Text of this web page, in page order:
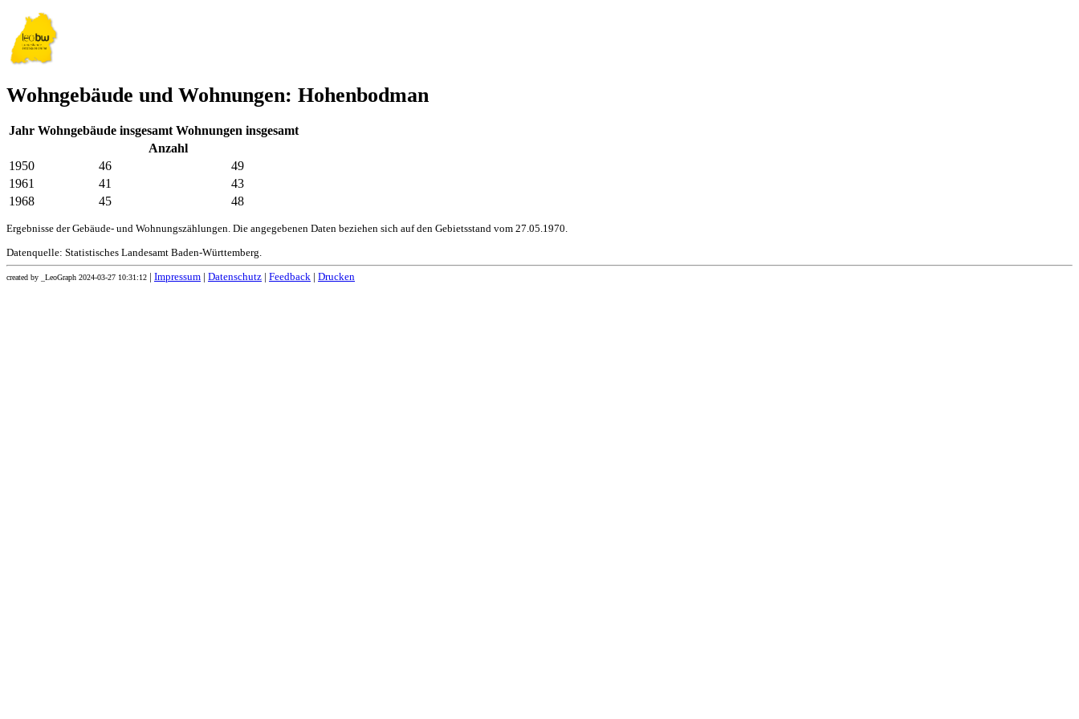
Wohngebäude und Wohnungen: Hohenbodman
Jahr Wohngebäude insgesamt Wohnungen insgesamt
Anzahl
1950
46
49
1961
41
43
1968
45 48
Ergebnisse der Gebäude- und Wohnungszählungen. Die angegebenen Daten beziehen sich auf den Gebietsstand vom 27.05.1970.
Datenquelle: Statistisches Landesamt Baden-Württemberg.
created by _LeoGraph 2024-03-27 10:31:12 Impressum Datenschutz Feedback Drucken